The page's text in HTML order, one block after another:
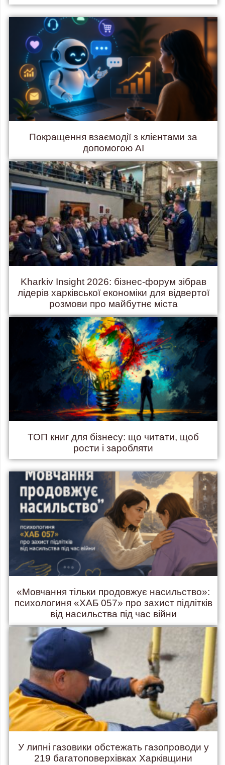
Покращення взаємодії з клієнтами за
допомогою AI
Kharkiv Insight 2026: бізнес-форум зібрав
лідерів харківської економіки для відвертої
розмови про майбутнє міста
ТОП книг для бізнесу: що читати, щоб
рости і заробляти
«Мовчання тільки продовжує насильство»:
психологиня «ХАБ 057» про захист підлітків
від насильства під час війни
У липні газовики обстежать газопроводи у
219 багатоповерхівках Харківщини